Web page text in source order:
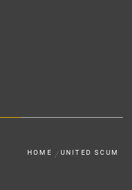
HOME UNITED SCUM